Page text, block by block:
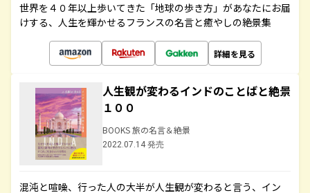
世界を４０年以上歩いてきた「地球の歩き方」があなたにお届
けする、人生を輝かせるフランスの名言と癒やしの絶景集
詳細を見る
人生観が変わるインドのことばと絶景
１００
BOOKS 旅の名言＆絶景
2022.07.14 発売
混沌と喧噪、行った人の大半が人生観が変わると言う、イン